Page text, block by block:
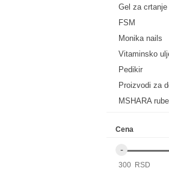
Gel za crtanje
FSM
Monika nails
Vitaminsko
Pedikir
Proizvodi za
MSHARA
Cena
300 RSD